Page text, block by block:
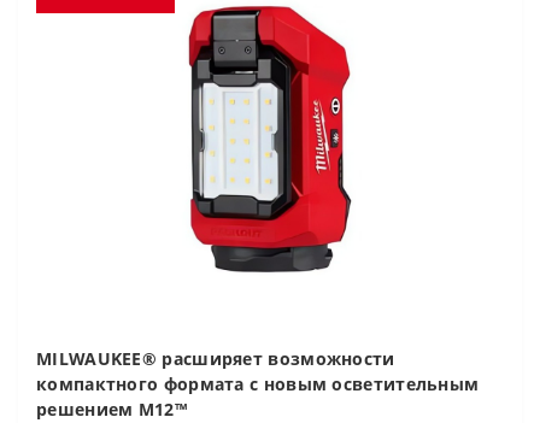
MILWAUKEE® расширяет возможности
компактного формата с новым осветительным
решением M12™